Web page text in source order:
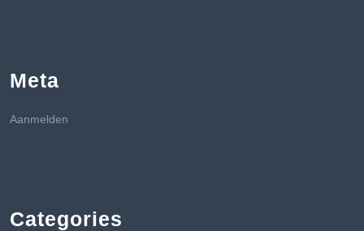
Meta
Aanmelden
Categories